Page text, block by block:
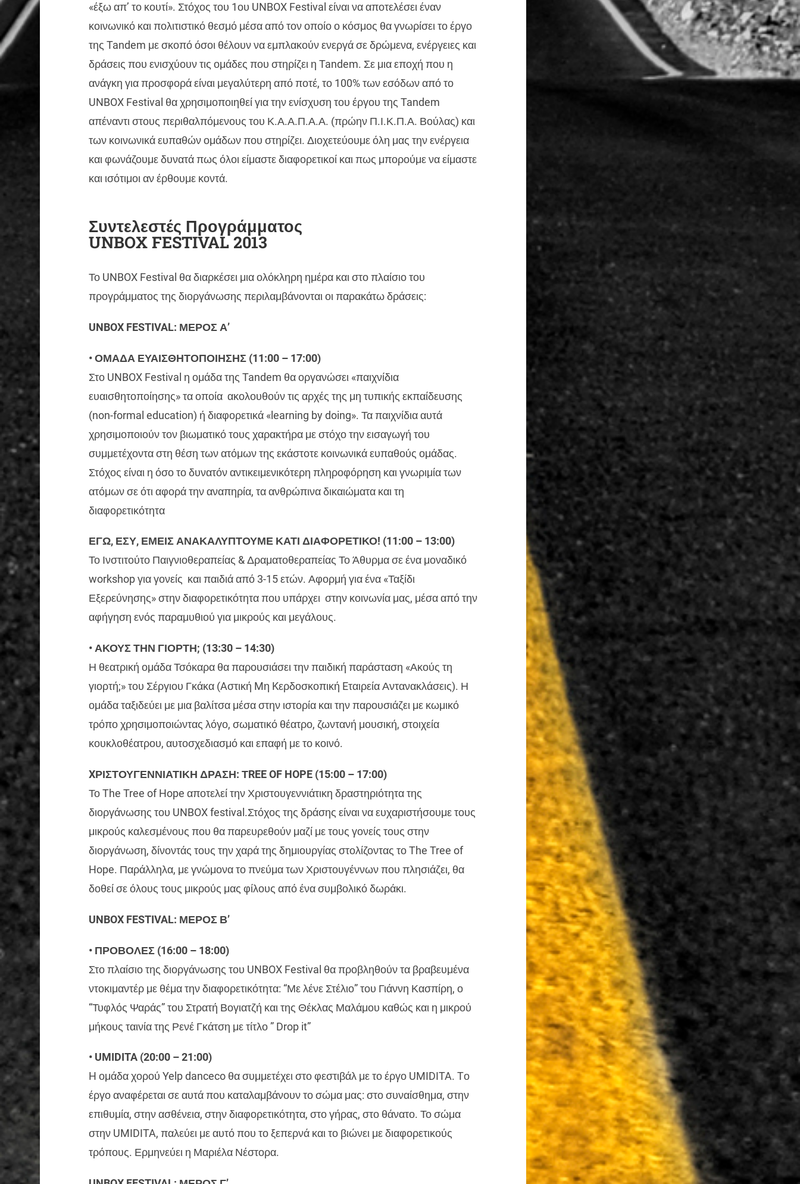
«έξω απ’ το κουτί». Στόχος του 1ου UNBOX Festival είναι να αποτελέσει έναν
κοινωνικό και πολιτιστικό θεσμό μέσα από τον οποίο ο κόσμος θα γνωρίσει το έργο
της Tandem με σκοπό όσοι θέλουν να εμπλακούν ενεργά σε δρώμενα, ενέργειες και
δράσεις που ενισχύουν τις ομάδες που στηρίζει η Tandem. Σε μια εποχή που η
ανάγκη για προσφορά είναι μεγαλύτερη από ποτέ, το 100% των εσόδων από το
UNBOX Festival θα χρησιμοποιηθεί για την ενίσχυση του έργου της Tandem
απέναντι στους περιθαλπόμενους του Κ.Α.Α.Π.Α.Α. (πρώην Π.Ι.Κ.Π.Α. Βούλας) και
των κοινωνικά ευπαθών ομάδων που στηρίζει. Διοχετεύουμε όλη μας την ενέργεια
και φωνάζουμε δυνατά πως όλοι είμαστε διαφορετικοί και πως μπορούμε να είμαστε
και ισότιμοι αν έρθουμε κοντά.
Συντελεστές Προγράμματος
UNBOX FESTIVAL 2013
Το UNBOX Festival θα διαρκέσει μια ολόκληρη ημέρα και στο πλαίσιο του
προγράμματος της διοργάνωσης περιλαμβάνονται οι παρακάτω δράσεις:
UNBOX FESTIVAL: ΜΕΡΟΣ Α’
• ΟΜΑΔΑ ΕΥΑΙΣΘΗΤΟΠΟΙΗΣΗΣ (11:00 – 17:00)
Στο UNBOX Festival η ομάδα της Tandem θα οργανώσει «παιχνίδια
ευαισθητοποίησης» τα οποία ακολουθούν τις αρχές της μη τυπικής εκπαίδευσης
(non-formal education) ή διαφορετικά «learning by doing». Τα παιχνίδια αυτά
χρησιμοποιούν τον βιωματικό τους χαρακτήρα με στόχο την εισαγωγή του
συμμετέχοντα στη θέση των ατόμων της εκάστοτε κοινωνικά ευπαθούς ομάδας.
Στόχος είναι η όσο το δυνατόν αντικειμενικότερη πληροφόρηση και γνωριμία των
ατόμων σε ότι αφορά την αναπηρία, τα ανθρώπινα δικαιώματα και τη
διαφορετικότητα
ΕΓΩ, ΕΣΥ, ΕΜΕΙΣ ΑΝΑΚΑΛΥΠΤΟΥΜΕ ΚΑΤΙ ΔΙΑΦΟΡΕΤΙΚΟ! (11:00 – 13:00)
Το Ινστιτούτο Παιγνιοθεραπείας & Δραματοθεραπείας Το Άθυρμα σε ένα μοναδικό
workshop για γονείς και παιδιά από 3-15 ετών. Αφορμή για ένα «Ταξίδι
Εξερεύνησης» στην διαφορετικότητα που υπάρχει στην κοινωνία μας, μέσα από την
αφήγηση ενός παραμυθιού για μικρούς και μεγάλους.
• ΑΚΟΥΣ ΤΗΝ ΓΙΟΡΤΗ; (13:30 – 14:30)
Η θεατρική ομάδα Τσόκαρα θα παρουσιάσει την παιδική παράσταση «Ακούς τη
γιορτή;» του Σέργιου Γκάκα (Aστική Mη Kερδοσκοπική Eταιρεία Αντανακλάσεις). Η
ομάδα ταξιδεύει με μια βαλίτσα μέσα στην ιστορία και την παρουσιάζει με κωμικό
τρόπο χρησιμοποιώντας λόγο, σωματικό θέατρο, ζωντανή μουσική, στοιχεία
κουκλοθέατρου, αυτοσχεδιασμό και επαφή με το κοινό.
XΡΙΣΤΟΥΓΕΝΝΙΑΤΙΚΗ ΔΡΑΣΗ: ΤREE OF HOPE (15:00 – 17:00)
Το The Tree of Hope αποτελεί την Χριστουγεννιάτικη δραστηριότητα της
διοργάνωσης του UNBOX festival.Στόχος της δράσης είναι να ευχαριστήσουμε τους
μικρούς καλεσμένους που θα παρευρεθούν μαζί με τους γονείς τους στην
διοργάνωση, δίνοντάς τους την χαρά της δημιουργίας στολίζοντας το The Tree of
Hope. Παράλληλα, με γνώμονα το πνεύμα των Χριστουγέννων που πλησιάζει, θα
δοθεί σε όλους τους μικρούς μας φίλους από ένα συμβολικό δωράκι.
UNBOX FESTIVAL: ΜΕΡΟΣ Β’
• ΠΡΟΒΟΛΕΣ (16:00 – 18:00)
Στο πλαίσιο της διοργάνωσης του UNBOX Festival θα προβληθούν τα βραβευμένα
ντοκιμαντέρ με θέμα την διαφορετικότητα: “Με λένε Στέλιο” του Γιάννη Κασπίρη, ο
“Τυφλός Ψαράς” του Στρατή Βογιατζή και της Θέκλας Μαλάμου καθώς και η μικρού
μήκους ταινία της Ρενέ Γκάτση με τίτλο ” Drop it”
• UMIDITA (20:00 – 21:00)
H ομάδα χορού Yelp danceco θα συμμετέχει στο φεστιβάλ με το έργο UMIDITA. Tο
έργο αναφέρεται σε αυτά που καταλαμβάνουν το σώμα μας: στο συναίσθημα, στην
επιθυμία, στην ασθένεια, στην διαφορετικότητα, στο γήρας, στο θάνατο. Το σώμα
στην UMIDITA, παλεύει με αυτό που το ξεπερνά και το βιώνει με διαφορετικούς
τρόπους. Ερμηνεύει η Μαριέλα Νέστορα.